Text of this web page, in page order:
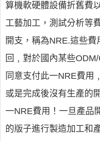
算機軟硬體設備折舊費
工藝加工，測試分析等
開支，稱為NRE.這些
回﹐對於國內某些
同意支付此一NRE費用
或是完成後沒有生產的
一NRE費用！一旦產品
的版子進行製造加工和